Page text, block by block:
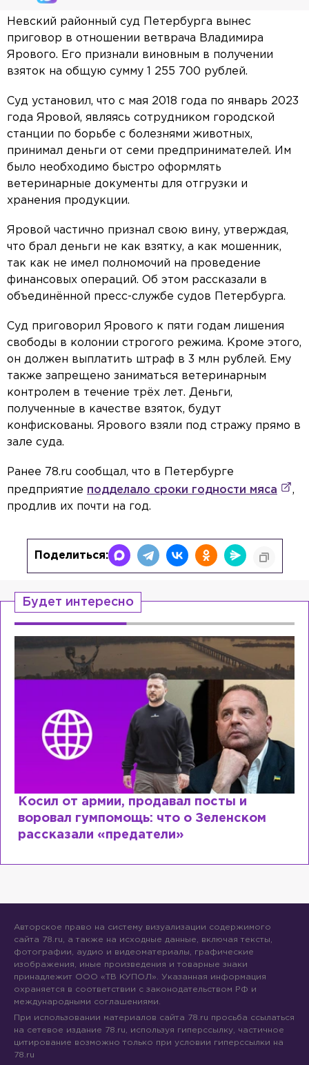
Невский районный суд Петербурга вынес
приговор в отношении ветврача Владимира
Ярового. Его признали виновным в получении
взяток на общую сумму 1 255 700 рублей.
Суд установил, что с мая 2018 года по январь 2023
года Яровой, являясь сотрудником городской
станции по борьбе с болезнями животных,
принимал деньги от семи предпринимателей. Им
было необходимо быстро оформлять
ветеринарные документы для отгрузки и
хранения продукции.
Яровой частично признал свою вину, утверждая,
что брал деньги не как взятку, а как мошенник,
так как не имел полномочий на проведение
финансовых операций. Об этом рассказали в
объединённой пресс-службе судов Петербурга.
Суд приговорил Ярового к пяти годам лишения
свободы в колонии строгого режима. Кроме этого,
он должен выплатить штраф в 3 млн рублей. Ему
также запрещено заниматься ветеринарным
контролем в течение трёх лет. Деньги,
полученные в качестве взяток, будут
конфискованы. Ярового взяли под стражу прямо в
зале суда.
Ранее 78.ru сообщал, что в
Петербурге
предприятие подделало сроки годности мяса
,
продлив их почти на год.
Поделиться:
Будет интересно
Косил от армии, продавал посты и
воровал гумпомощь: что о Зеленском
рассказали «предатели»
Авторское право на систему визуализации содержимого
сайта 78.ru, а также на исходные данные, включая тексты,
фотографии, аудио и видеоматериалы, графические
изображения, иные произведения и товарные знаки
принадлежит ООО «ТВ КУПОЛ». Указанная информация
охраняется в соответствии с законодательством РФ и
международными соглашениями.
При использовании материалов сайта 78.ru просьба ссылаться
на сетевое издание 78.ru, используя гиперссылку, частичное
цитирование возможно только при условии гиперссылки на
78.ru